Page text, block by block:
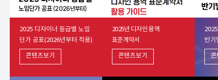
2025 디자이너 등급별 노임
단가 공표(2026년부터 적용)
콘텐츠보기
2025년 디자인 용역
표준계약서
콘텐츠보기
반기
콘